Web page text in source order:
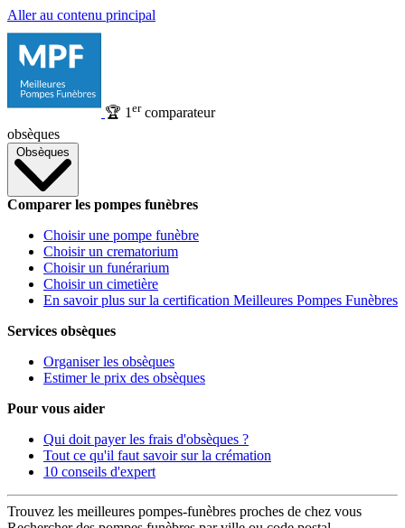
Aller au contenu principal
🏆 1 ercomparateur
obsèques
Obsèques
Comparer les pompes funèbres
Choisir une pompe funèbre
Choisir un crematorium
Choisir un funérarium
Choisir un cimetière
En savoir plus sur la certification Meilleures Pompes Funèbres
Services obsèques
Organiser les obsèques
Estimer le prix des obsèques
Pour vous aider
Qui doit payer les frais d'obsèques ?
Tout ce qu'il faut savoir sur la crémation
10 conseils d'expert
Trouvez les meilleures pompes-funèbres proches de chez vous